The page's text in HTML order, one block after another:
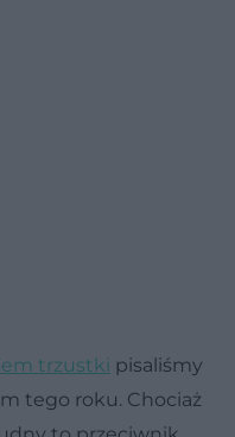
trzustki pisaliśmy
tego roku. Chociaż